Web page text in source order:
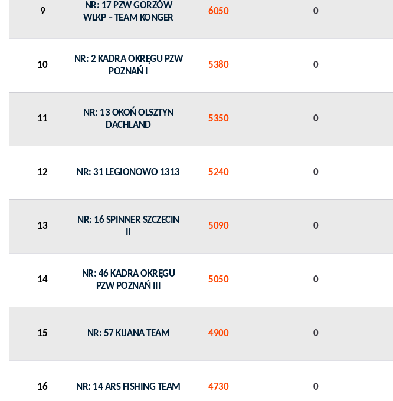
9
NR: 17 PZW GORZÓW
WLKP – TEAM KONGER
6050 0
10
NR: 2 KADRA OKRĘGU PZW
POZNAŃ I
5380 0
11
NR: 13 OKOŃ OLSZTYN
DACHLAND
5350 0
12 NR: 31 LEGIONOWO 1313 5240 0
13
NR: 16 SPINNER SZCZECIN
5090 0
14
NR: 46 KADRA OKRĘGU
PZW POZNAŃ III
5050 0
15 NR: 57 KIJANA TEAM 4900 0
16 NR: 14 ARS FISHING TEAM 4730 0